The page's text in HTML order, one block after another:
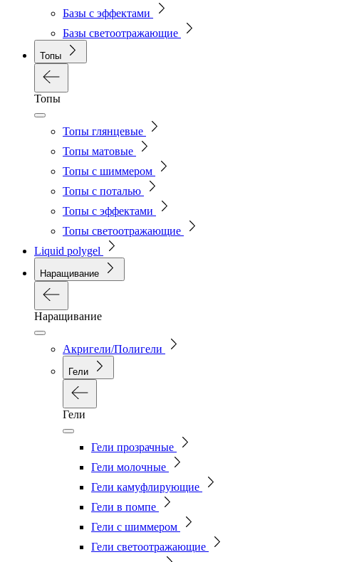
Базы с эффектами
Базы светоотражающие
Топы
Топы
Топы глянцевые
Топы матовые
Топы с шиммером
Топы с поталью
Топы с эффектами
Топы светоотражающие
Liquid polygel
Наращивание
Наращивание
Акригели/Полигели
Гели
Гели
Гели прозрачные
Гели молочные
Гели камуфлирующие
Гели в помпе
Гели с шиммером
Гели светоотражающие